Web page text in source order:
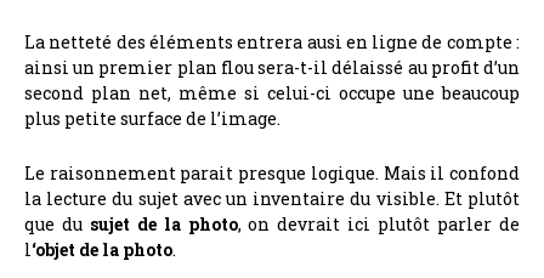
La netteté des éléments entrera ausi en ligne de compte :
ainsi un premier plan flou sera-t-il délaissé au profit d’un
second plan net, même si celui-ci occupe une beaucoup
plus petite surface de l’image.
Le raisonnement parait presque logique. Mais il confond
la lecture du sujet avec un inventaire du visible. Et plutôt
que du sujet de la photo, on devrait ici plutôt parler de
l‘objet de la photo.